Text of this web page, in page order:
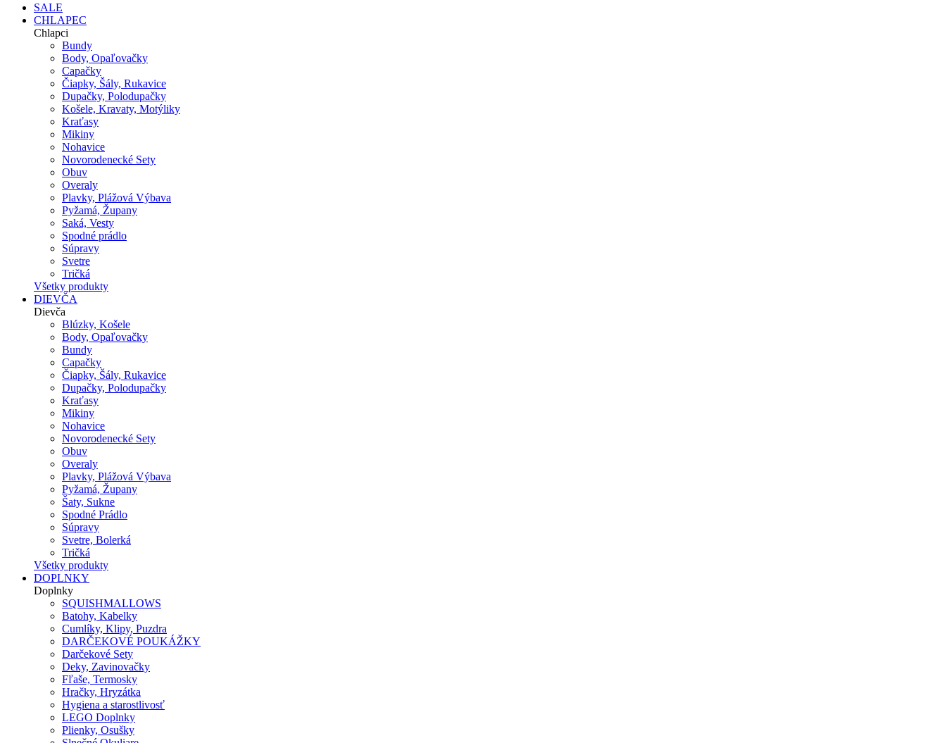
SALE
CHLAPEC
Chlapci
Bundy
Body, Opaľovačky
Capačky
Čiapky, Šály, Rukavice
Dupačky, Polodupačky
Košele, Kravaty, Motýliky
Kraťasy
Mikiny
Nohavice
Novorodenecké Sety
Obuv
Overaly
Plavky, Plážová Výbava
Pyžamá, Župany
Saká, Vesty
Spodné prádlo
Súpravy
Svetre
Tričká
Všetky produkty
DIEVČA
Dievča
Blúzky, Košele
Body, Opaľovačky
Bundy
Capačky
Čiapky, Šály, Rukavice
Dupačky, Polodupačky
Kraťasy
Mikiny
Nohavice
Novorodenecké Sety
Obuv
Overaly
Plavky, Plážová Výbava
Pyžamá, Župany
Šaty, Sukne
Spodné Prádlo
Súpravy
Svetre, Bolerká
Tričká
Všetky produkty
DOPLNKY
Doplnky
SQUISHMALLOWS
Batohy, Kabelky
Cumlíky, Klipy, Puzdra
DARČEKOVÉ POUKÁŽKY
Darčekové Sety
Deky, Zavinovačky
Fľaše, Termosky
Hračky, Hryzátka
Hygiena a starostlivosť
LEGO Doplnky
Plienky, Osušky